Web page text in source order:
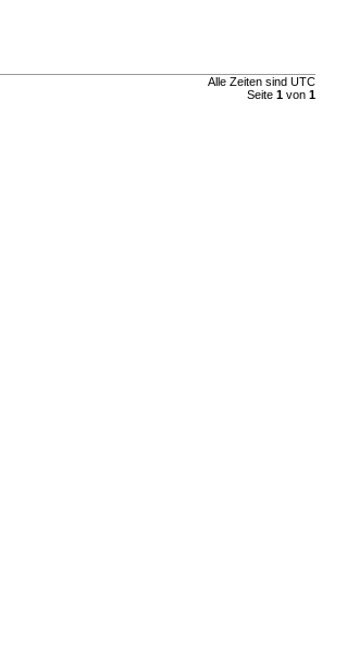
Alle Zeiten sind UTC
Seite 1von 1